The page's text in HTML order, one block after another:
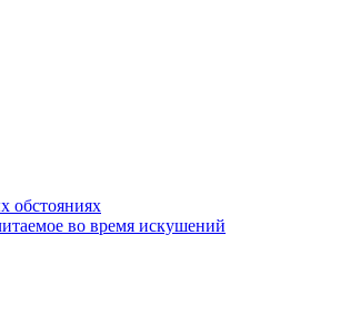
обстояниях
во время искушений